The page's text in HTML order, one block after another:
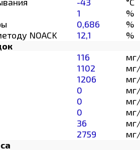
1
%
0,686
%
NOACK
12,1
%
116
1102
1206
0
0
0
36
2759